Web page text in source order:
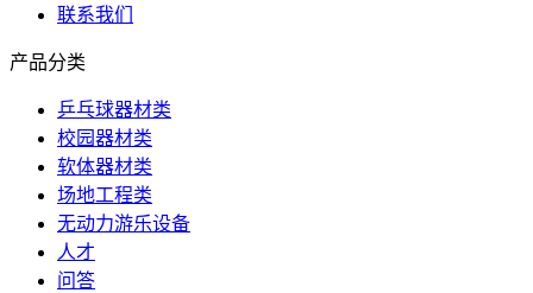
联系我们
产品分类
乒乓球器材类
校园器材类
软体器材类
场地工程类
无动力游乐设备
人才
问答